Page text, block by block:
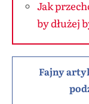
Jak
by dłużej
Fajny